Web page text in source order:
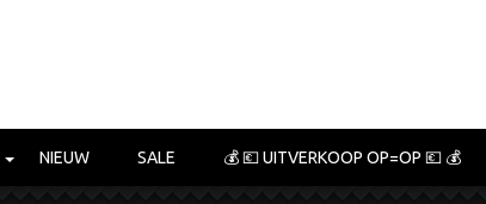
NIEUW SALE 💰 💶 UITVERKOOP OP=OP 💶 💰